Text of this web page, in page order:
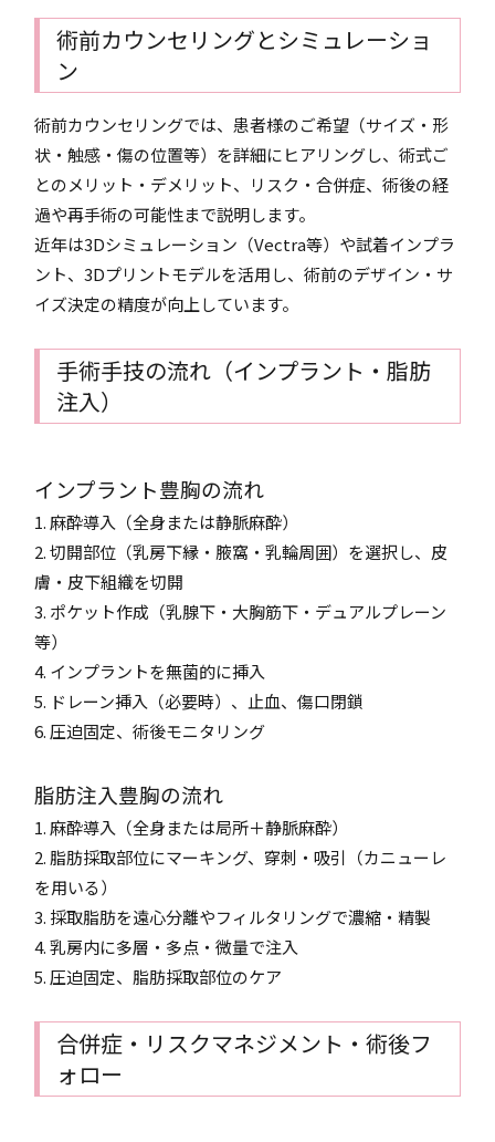
術前カウンセリングとシミュレーショ
ン
術前カウンセリングでは、患者様のご希望（サイズ・形
状・触感・傷の位置等）を詳細にヒアリングし、術式ご
とのメリット・デメリット、リスク・合併症、術後の経
過や再手術の可能性まで説明します。
近年は3Dシミュレーション（Vectra等）や試着インプラ
ント、3Dプリントモデルを活用し、術前のデザイン・サ
イズ決定の精度が向上しています。
手術手技の流れ（インプラント・脂肪
注入）
インプラント豊胸の流れ
1. 麻酔導入（全身または静脈麻酔）
2. 切開部位（乳房下縁・腋窩・乳輪周囲）を選択し、皮
膚・皮下組織を切開
3. ポケット作成（乳腺下・大胸筋下・デュアルプレーン
等）
4. インプラントを無菌的に挿入
5. ドレーン挿入（必要時）、止血、傷口閉鎖
6. 圧迫固定、術後モニタリング
脂肪注入豊胸の流れ
1. 麻酔導入（全身または局所＋静脈麻酔）
2. 脂肪採取部位にマーキング、穿刺・吸引（カニューレ
を用いる）
3. 採取脂肪を遠心分離やフィルタリングで濃縮・精製
4. 乳房内に多層・多点・微量で注入
5. 圧迫固定、脂肪採取部位のケア
合併症・リスクマネジメント・術後フ
ォロー